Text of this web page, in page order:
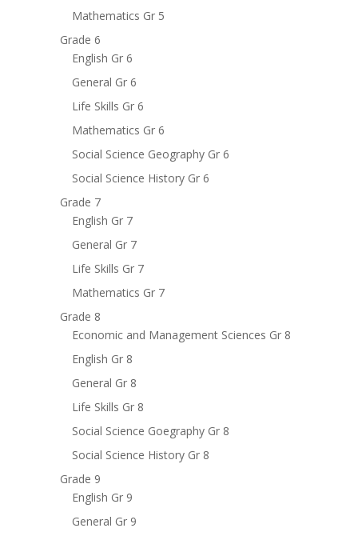
Mathematics Gr 5
Grade 6
English Gr 6
General Gr 6
Life Skills Gr 6
Mathematics Gr 6
Social Science Geography Gr 6
Social Science History Gr 6
Grade 7
English Gr 7
General Gr 7
Life Skills Gr 7
Mathematics Gr 7
Grade 8
Economic and Management Sciences Gr 8
English Gr 8
General Gr 8
Life Skills Gr 8
Social Science Goegraphy Gr 8
Social Science History Gr 8
Grade 9
English Gr 9
General Gr 9